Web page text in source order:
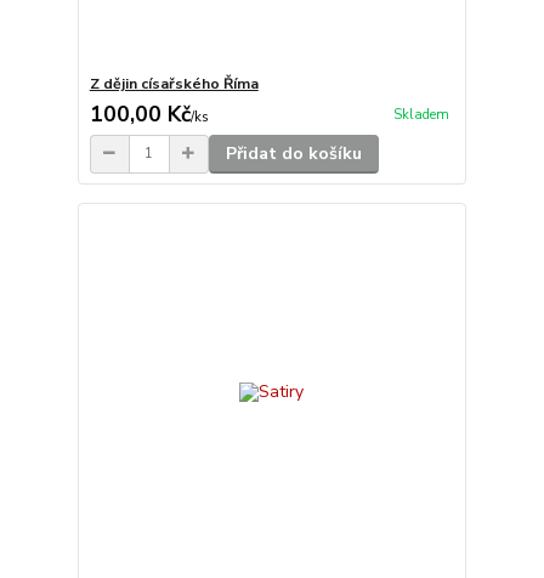
Z dějin císařského Říma
100,00 Kč/ks Skladem
Přidat do košíku